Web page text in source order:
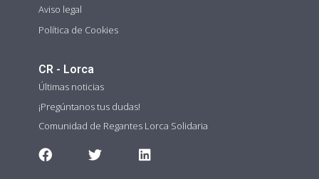
Aviso legal
Política de Cookies
CR - Lorca
Últimas noticias
¡Pregúntanos tus dudas!
Comunidad de Regantes Lorca Solidaria